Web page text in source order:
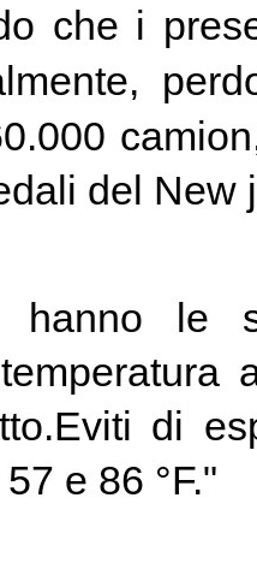
che i
del New
hanno le
di
e 86 °F."